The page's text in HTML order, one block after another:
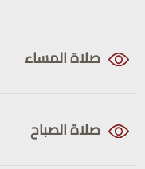
صلاة المساء
صلاة الصباح